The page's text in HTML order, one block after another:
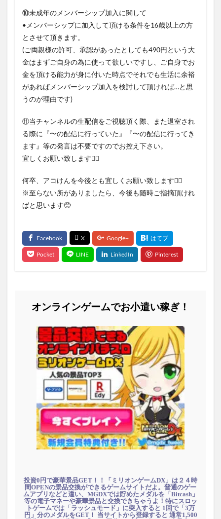
⑩未成年のメンバーシップ加入に関して
•メンバーシップに加入して頂ける条件を16歳以上の方
とさせて頂きます。
(ご両親様の許可、承認があったとしても490円という大
金はまずご自身の為に使って欲しいですし、ご自身でお
金を頂ける能力が身に付いた時点でそれでも生活に余裕
があればメンバーシップ加入を検討して頂ければ…と思
うのが理由です)
⑪当チャンネルの生配信をご視聴頂く際、また退室され
る際に『〜の配信に行っていた』『〜の配信に行ってき
ます』等の発言は不要ですのでお控え下さい。
宜しくお願い致します🙇‍♂
何卒、アコけんを今後とも宜しくお願い致します🙇‍♂
※至らない所がありましたら、今後も随時ご指摘頂けれ
ばと思います🥺
オンラインゲームでお小遣い稼ぎ！
投資0円で豪華景品GET！！「ミリオンゲームDX」は２４時
間OPENの景品交換ができるゲームサイトだよ。普通のゲー
ムアプリなどと違い、MGDXでは貯めたメダルを「Bitcash」
等の電子マネーや豪華景品と交換できちゃうよ！特にスロッ
トゲームでは「ラッシュモード」に突入すると 1回で「3万
円」分のメダルをGET！ 当サイトから登録すると 通常1,500